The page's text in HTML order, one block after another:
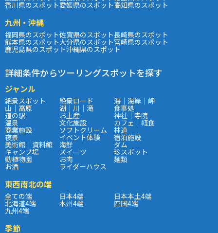
香川県のスポット愛媛県のスポット高知県のスポット
九州・沖縄
福岡県のスポット佐賀県のスポット長崎県のスポット
熊本県のスポット大分県のスポット宮崎県のスポット
鹿児島県のスポット沖縄県のスポット
詳細条件からツーリングスポットを探す
ジャンル
絶景スポット 絶景ロード 海｜海岸｜岬
山｜高原 湖｜川｜滝 食事処
道の駅 お土産 神社｜寺院
温泉 文化施設 カフェ｜軽食
商業施設 ソフトクリーム 林道
夜景 イベント体験 宿泊施設
美術館｜資料館 海鮮 ダム
キャンプ場 スイーツ 珍スポット
動植物園 お肉 麺類
お酒 ライダーハウス
東西南北の端
全ての端 日本4端 日本本土4端
北海道4端 本州4端 四国4端
九州4端
季節